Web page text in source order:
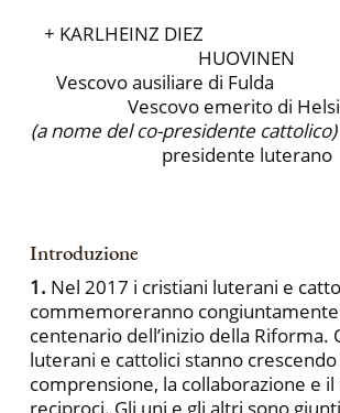
+ KARLHEINZ DIEZ
HUOVINEN
Vescovo ausiliare
Vescovo emerito di
(a nome del co-presidente cattolico)
presidente luterano
Introduzione
1. Nel 2017 i cristiani luterani e
commemoreranno
centenario dell’inizio della Riforma.
luterani e cattolici stanno crescendo
comprensione, la collaborazione e